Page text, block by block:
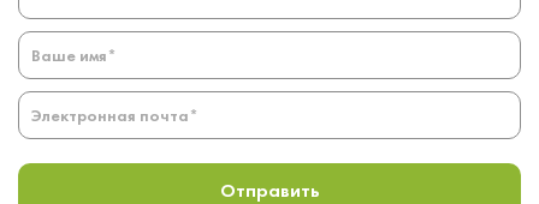
Отправить